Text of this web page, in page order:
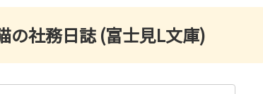
の社務日誌 (富士見L文庫)